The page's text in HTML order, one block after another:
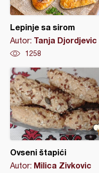
Lepinje sa sirom
Autor: Tanja Djordjevic
1258
Ovseni štapići
Autor: Milica Zivkovic